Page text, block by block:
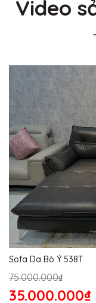
Video
Sofa Da Bò Ý 538T
75.000.000₫
35.000.000₫